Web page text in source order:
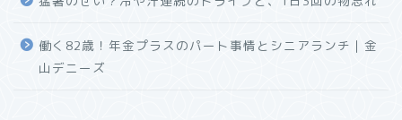
働く82歳！年金プラスのパート事情とシニアランチ｜金
山デニーズ